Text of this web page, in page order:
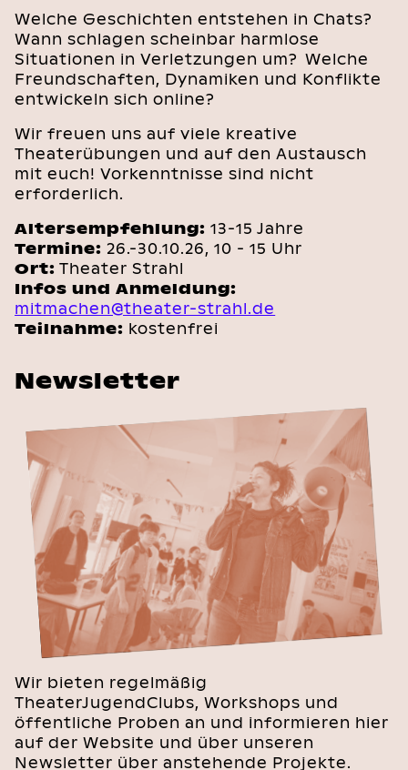
Welche Geschichten entstehen in Chats?
Wann schlagen scheinbar harmlose
Situationen in Verletzungen um? Welche
Freundschaften, Dynamiken und Konflikte
entwickeln sich online?
Wir freuen uns auf viele kreative
Theaterübungen und auf den Austausch
mit euch! Vorkenntnisse sind nicht
erforderlich.
Altersempfehlung: 13-15 Jahre
Termine: 26.-30.10.26, 10 - 15 Uhr
Ort: Theater Strahl
Infos und Anmeldung:
mitmachen@theater-strahl.de
Teilnahme: kostenfrei
Newsletter
Wir bieten regelmäßig
TheaterJugendClubs, Workshops und
öffentliche Proben an und informieren hier
auf der Website und über unseren
Newsletter über anstehende Projekte.